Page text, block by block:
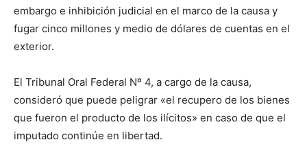
embargo e inhibición judicial en el marco de la causa y
fugar cinco millones y medio de dólares de cuentas en el
exterior.
El Tribunal Oral Federal Nº 4, a cargo de la causa,
consideró que puede peligrar «el recupero de los bienes
que fueron el producto de los ilícitos» en caso de que el
imputado continúe en libertad.